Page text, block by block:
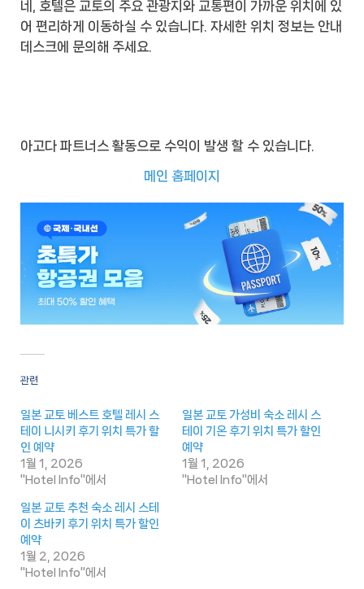
네, 호텔은 교토의 주요 관광지와 교통편이 가까운 위치에 있
어 편리하게 이동하실 수 있습니다. 자세한 위치 정보는 안내
데스크에 문의해 주세요.
아고다 파트너스 활동으로 수익이 발생 할 수 있습니다.
메인 홈페이지
관련
일본 교토 베스트 호텔 레시 스
테이 니시키 후기 위치 특가 할
인 예약
1월 1, 2026
"Hotel Info"에서
일본 교토 가성비 숙소 레시 스
테이 기온 후기 위치 특가 할인
예약
1월 1, 2026
"Hotel Info"에서
일본 교토 추천 숙소 레시 스테
이 츠바키 후기 위치 특가 할인
예약
1월 2, 2026
"Hotel Info"에서